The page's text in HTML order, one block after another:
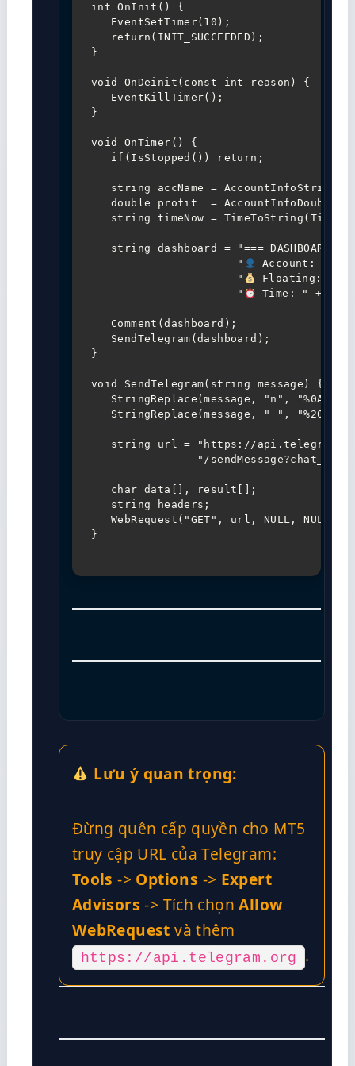
int OnInit() {
   EventSetTimer(10);
   return(INIT_SUCCEEDED);
}
void OnDeinit(const int reason) {
   EventKillTimer();
}
void OnTimer() {
   if(IsStopped()) return;
string accName =
double profit  =
string timeNow =
string dashboard = "=== DASHBOARD
                      "
Account: " +
                      "
Floating: " +
                      "
Time: " +
   Comment(dashboard);
   SendTelegram(dashboard);
}
void SendTelegram(string message) {
   StringReplace(message, "n", "%0A");
   StringReplace(message, " ", "%20");
string url = "https://
"/
   char data[], result[];
   string headers;
WebRequest("GET", url, NULL, NULL,
}
Lưu ý quan trọng:
Đừng quên cấp quyền cho MT5
truy cập URL của Telegram:
Tools -> Options -> Expert
Advisors -> Tích chọnAllow
WebRequest và thêm
https://api.telegram.org .